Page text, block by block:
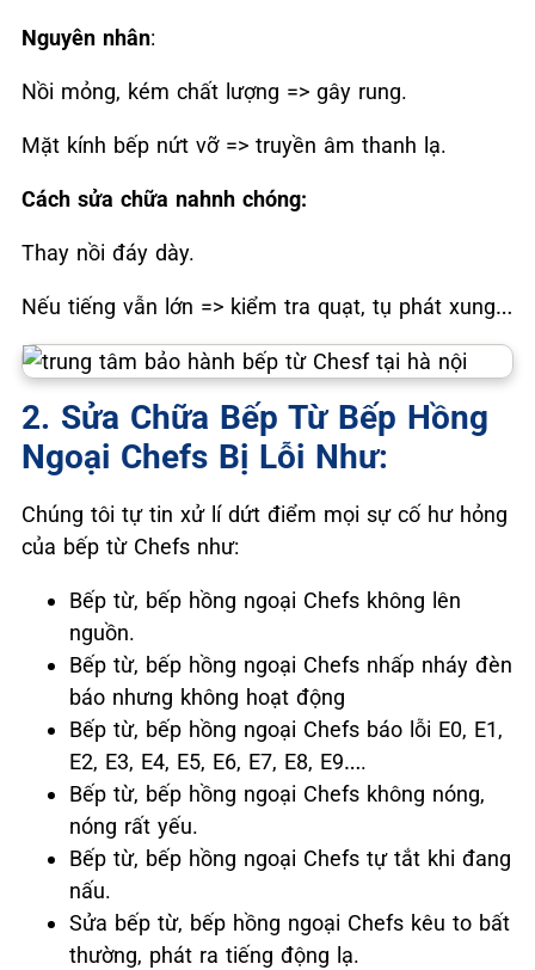
Nguyên nhân:
Nồi mỏng, kém chất lượng => gây rung.
Mặt kính bếp nứt vỡ => truyền âm thanh lạ.
Cách sửa chữa nahnh chóng:
Thay nồi đáy dày.
Nếu tiếng vẫn lớn => kiểm tra quạt, tụ phát xung…
2. Sửa Chữa Bếp Từ Bếp Hồng
Ngoại Chefs Bị Lỗi Như:
Chúng tôi tự tin xử lí dứt điểm mọi sự cố hư hỏng
của bếp từ Chefs như:
Bếp từ, bếp hồng ngoại Chefs không lên
nguồn.
Bếp từ, bếp hồng ngoại Chefs nhấp nháy đèn
báo nhưng không hoạt động
Bếp từ, bếp hồng ngoại Chefs báo lỗi E0, E1,
E2, E3, E4, E5, E6, E7, E8, E9….
Bếp từ, bếp hồng ngoại Chefs không nóng,
nóng rất yếu.
Bếp từ, bếp hồng ngoại Chefs tự tắt khi đang
nấu.
Sửa bếp từ, bếp hồng ngoại Chefs kêu to bất
thường, phát ra tiếng động lạ.